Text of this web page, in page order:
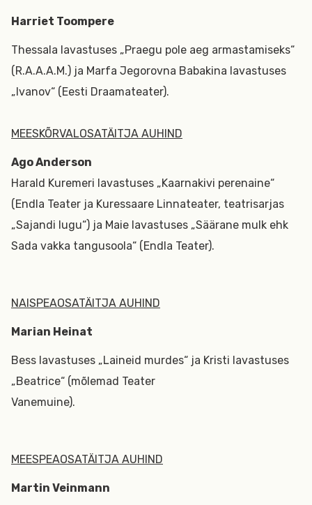
Harriet Toompere
Thessala lavastuses „Praegu pole aeg armastamiseks“
(R.A.A.A.M.) ja Marfa Jegorovna Babakina lavastuses
„Ivanov“ (Eesti Draamateater).
MEESKÕRVALOSATÄITJA AUHIND
Ago Anderson
Harald Kuremeri lavastuses „Kaarnakivi perenaine“
(Endla Teater ja Kuressaare Linnateater, teatrisarjas
„Sajandi lugu“) ja Maie lavastuses „Säärane mulk ehk
Sada vakka tangusoola“ (Endla Teater).
NAISPEAOSATÄITJA AUHIND
Marian Heinat
Bess lavastuses „Laineid murdes“ ja Kristi lavastuses
„Beatrice“ (mõlemad Teater
Vanemuine).
MEESPEAOSATÄITJA AUHIND
Martin Veinmann